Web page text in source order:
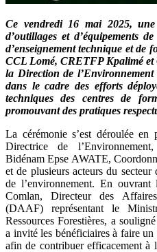
Ce vendredi 16 mai 2025,
d’outillages et d’équipements
d’enseignement technique et de
CCL Lomé, CRETFP Kpalimé et
la Direction de
dans le cadre des efforts
techniques des centres de
promouvant des pratiques
La cérémonie s’est déroulée
Directrice de
Bidénam Epse AWATE,
et de plusieurs acteurs du
de l’environnement. En
Comlan, Directeur des
(DAAF) représentant le
Ressources Forestières, a
a invité les bénéficiaires à faire un
afin de contribuer efficacement à